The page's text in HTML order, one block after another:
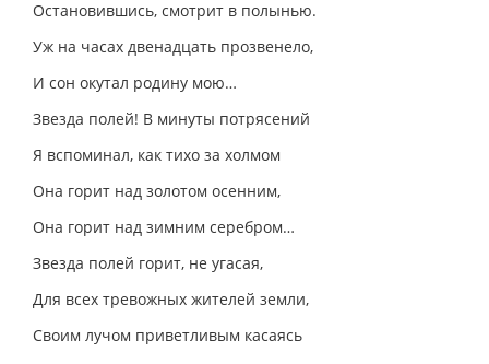
Остановившись, смотрит в полынью.
Уж на часах двенадцать прозвенело,
И сон окутал родину мою…
Звезда полей! В минуты потрясений
Я вспоминал, как тихо за холмом
Она горит над золотом осенним,
Она горит над зимним серебром…
Звезда полей горит, не угасая,
Для всех тревожных жителей земли,
Своим лучом приветливым касаясь